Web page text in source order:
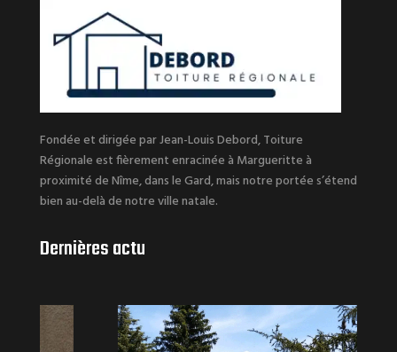
Fondée et dirigée par Jean-Louis Debord, Toiture
Régionale est fièrement enracinée à Margueritte à
proximité de Nîme, dans le Gard, mais notre portée s’étend
bien au-delà de notre ville natale.
Dernières actu